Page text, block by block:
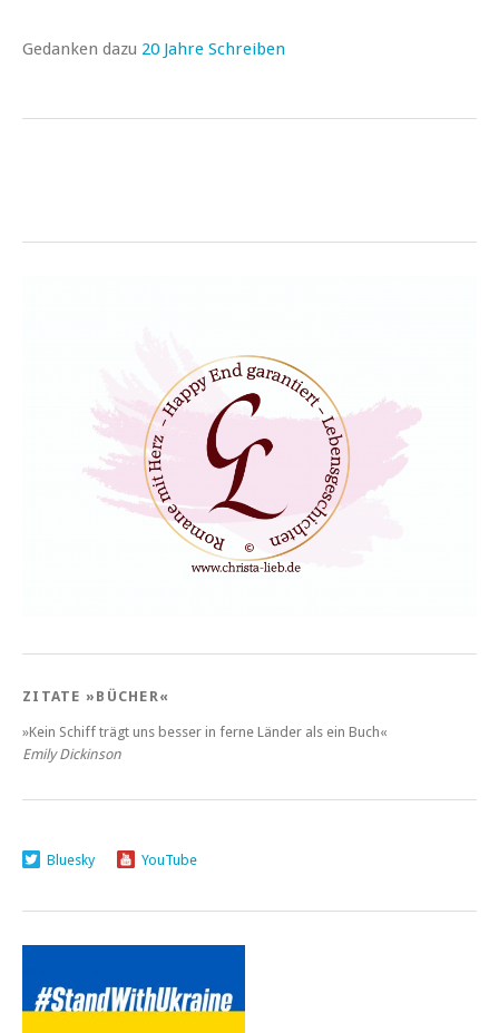
Gedanken dazu 20 Jahre Schreiben
ZITATE »BÜCHER«
»Kein Schiff trägt uns besser in ferne Länder als ein Buch«
Emily Dickinson
Bluesky YouTube